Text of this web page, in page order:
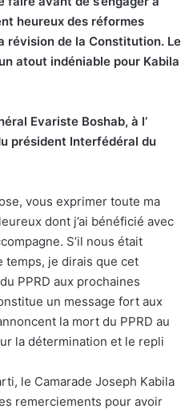
heureux des réformes
révision de la Constitution. Le
atout indéniable pour Kabila
Evariste Boshab, à l’
président Interfédéral du
vous exprimer toute ma
dont j’ai bénéficié avec
S’il nous était
temps, je dirais que cet
PPRD aux prochaines
un message fort aux
la mort du PPRD au
la détermination et le repli
le Camarade Joseph Kabila
remerciements pour avoir